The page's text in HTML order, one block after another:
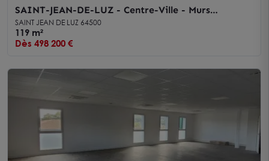
SAINT-JEAN-DE-LUZ - Centre-Ville - Murs
Commerciaux de 119m2 entièrement rénovés avec
T2 - 2 Vitrines - Emplacement recherché.
SAINT JEAN DE LUZ 64500
119 m²
Dès 498 200 €